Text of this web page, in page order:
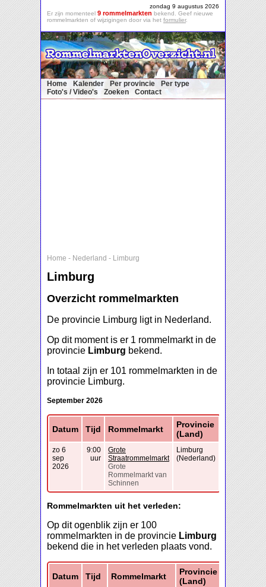
zondag 9 augustus 2026
Er zijn momenteel 9 rommelmarkten bekend. Geef nieuwe
rommelmarkten of wijzigingen door via het formulier.
Home Kalender Per provincie
Per type
Foto's / Video's
Zoeken Contact
Home - Nederland - Limburg
Limburg
Overzicht rommelmarkten
De provincie Limburg ligt in Nederland.
Op dit moment is er 1 rommelmarkt in de
provincie Limburg bekend.
In totaal zijn er 101 rommelmarkten in de
provincie Limburg.
September 2026
Datum Tijd Rommelmarkt
Provincie
(Land)
zo 6
sep
2026
9:00
uur
Grote
Straatrommelmarkt
Grote
Rommelmarkt van
Schinnen
Limburg
(Nederland)
Rommelmarkten uit het verleden:
Op dit ogenblik zijn er 100
rommelmarkten in de provincie Limburg
bekend die in het verleden plaats vond.
Datum Tijd Rommelmarkt
Provincie
(Land)